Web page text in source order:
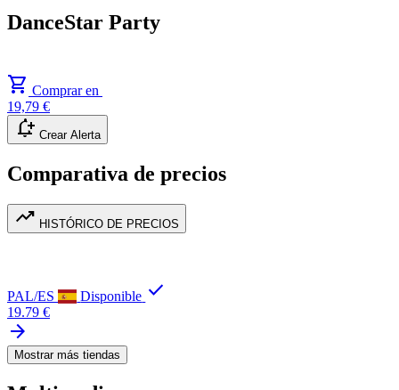
DanceStar Party
shopping_cart Comprar en
19,79 €
notification_add Crear Alerta
Comparativa de precios
trending_up HISTÓRICO DE PRECIOS
PAL/ES Disponible check
19.79 €
arrow_forward
Mostrar más tiendas